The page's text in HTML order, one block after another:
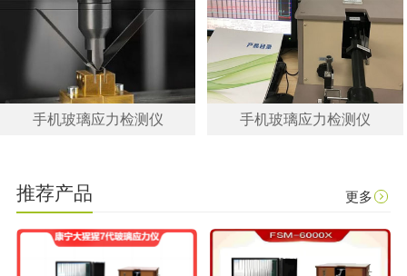
手机玻璃应力检测仪 手机玻璃应力检测仪
推荐产品 更多